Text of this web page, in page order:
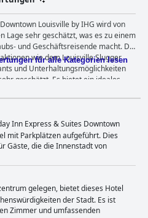
Louisville by IHG wird von
Lage sehr geschätzt, was es zu einem
und Geschäftsreisende macht. Die
wie dem Louisville Slugger
und Unterhaltungsmöglichkeiten
geschätzt. Es bietet ein ideales
des Trubels der Stadt und
loben immer
Zimmer, die für ihre
Einrichtung bekannt sind.
Mikrowellen, Dove-Produkte und
mit der hervorragenden Aussicht von
bei. Die bequemen Betten und
immer wieder für ein
Die Gäste genießen die reichhaltige
heben köstliche warme Speisen
an Speisen hervor. Das
für alle Kategorien lesen
Inn Express & Suites Downtown
mit Parkplätzen aufgeführt. Dies
Gäste, die die Innenstadt von
gelegen, bietet dieses Hotel
der Stadt. Es ist
Zimmer und umfassenden